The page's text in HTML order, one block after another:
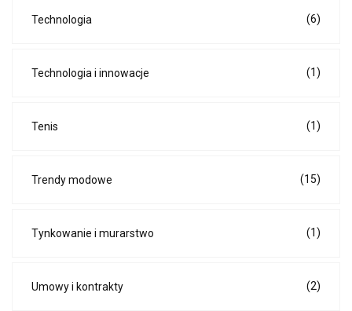
Technologia (6)
Technologia i innowacje (1)
Tenis (1)
Trendy modowe (15)
Tynkowanie i murarstwo (1)
Umowy i kontrakty (2)